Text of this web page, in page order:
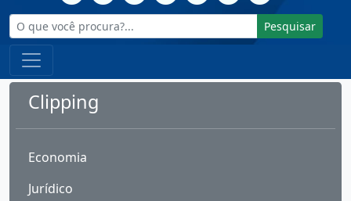
Pesquisar
Clipping
Economia
Jurídico